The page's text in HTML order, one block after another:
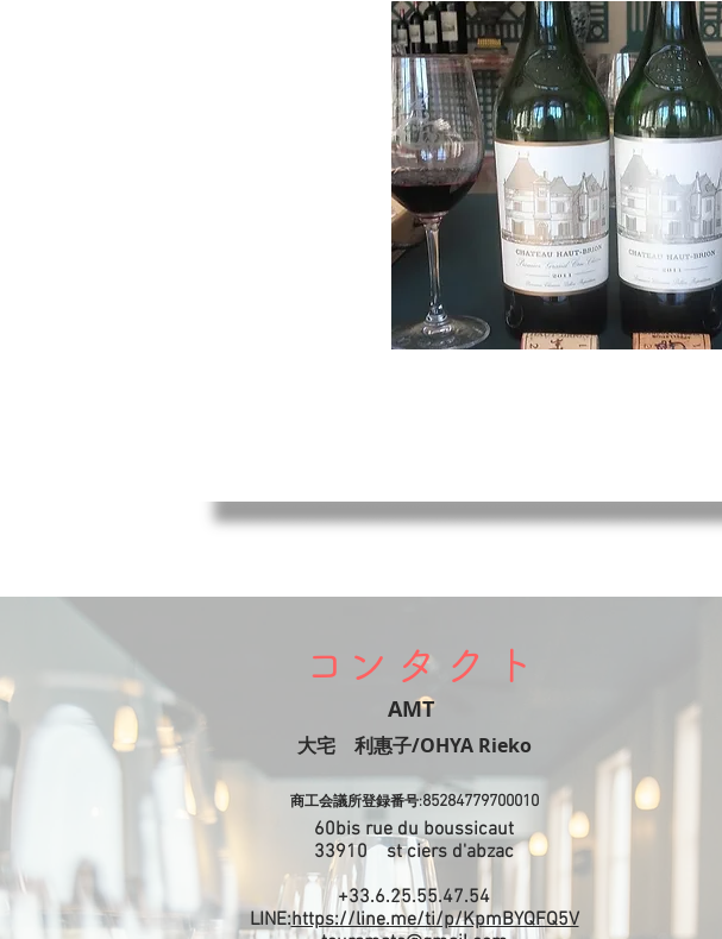
​コンタクト
AMT
​大宅 利惠子/OHYA Rieko
商工会議所登録番号:85284779700010
60bis rue du boussicaut
​33910 st ciers d'abzac
+33.6.25.55.47.54
LINE:https://line.me/ti/p/KpmBYQFQ5V